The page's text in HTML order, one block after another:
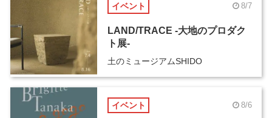
イベント 8/7
LAND/TRACE -大地のプロダク
ト展-
土のミュージアムSHIDO
イベント 8/6